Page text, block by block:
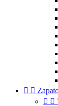
 
 